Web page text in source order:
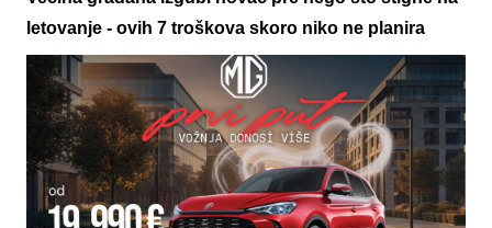
letovanje - ovih 7 troškova skoro niko ne planira